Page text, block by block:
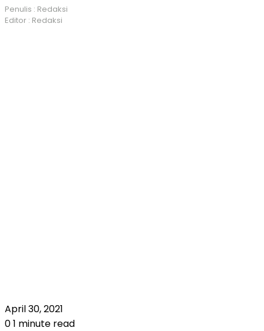
Penulis : Redaksi
Editor : Redaksi
April 30, 2021
01 minute read